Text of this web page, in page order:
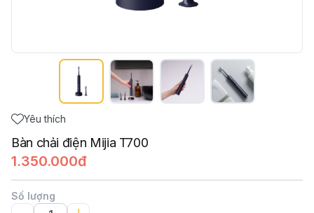
Yêu thích
Bàn chải điện Mijia T700
1.350.000đ
Số lượng